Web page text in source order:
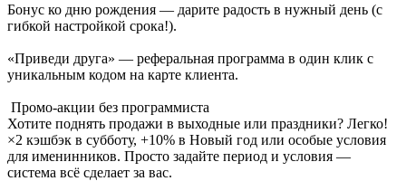
Бонус ко дню рождения — дарите радость в нужный день (с
гибкой настройкой срока!).
«Приведи друга» — реферальная программа в один клик с
уникальным кодом на карте клиента.
️ Промо-акции без программиста
Хотите поднять продажи в выходные или праздники? Легко!
×2 кэшбэк в субботу, +10% в Новый год или особые условия
для именинников. Просто задайте период и условия —
система всё сделает за вас.